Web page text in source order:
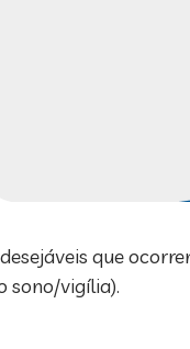
que
sono/vigília).